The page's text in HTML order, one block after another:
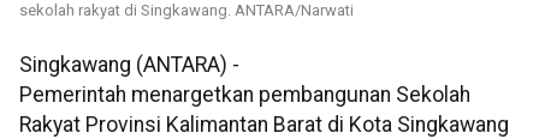
sekolah rakyat di Singkawang. ANTARA/Narwati
Singkawang (ANTARA) -
Pemerintah menargetkan pembangunan Sekolah
Rakyat Provinsi Kalimantan Barat di Kota Singkawang